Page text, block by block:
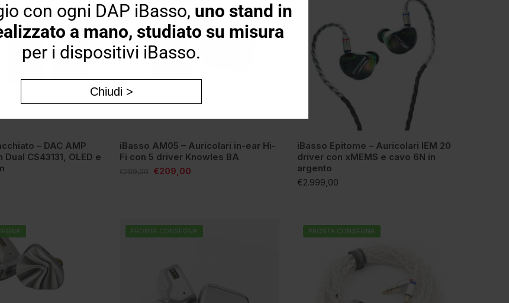
– DAC AMP
Dual CS43131, OLED e
iBasso AM05 – Auricolari in-ear Hi-
Fi con 5 driver Knowles BA
€299,00 €209,00
iBasso Epitome – Auricolari IEM 20
driver con xMEMS e cavo 6N in
argento
€2.999,00
PRONTA CONSEGNA PRONTA CONSEGNA
con ogni DAP iBasso, uno stand in
a mano, studiato su misura
per i dispositivi iBasso.
Chiudi >